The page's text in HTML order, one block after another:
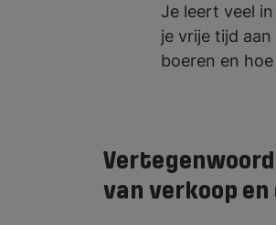
Je leert veel
je vrije tijd
boeren en
van verkoop